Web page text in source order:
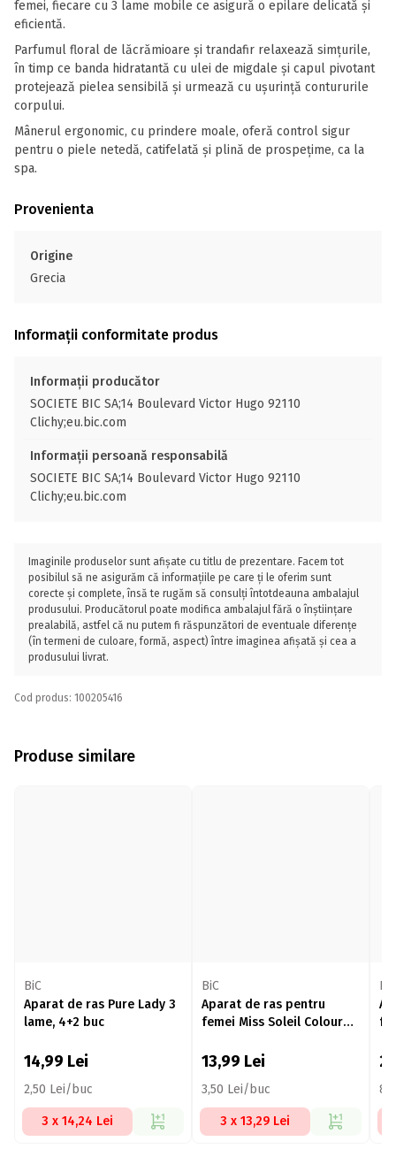
femei, fiecare cu 3 lame mobile ce asigură o epilare delicată și
eficientă.
Parfumul floral de lăcrămioare și trandafir relaxează simțurile,
în timp ce banda hidratantă cu ulei de migdale și capul pivotant
protejează pielea sensibilă și urmează cu ușurință contururile
corpului.
Mânerul ergonomic, cu prindere moale, oferă control sigur
pentru o piele netedă, catifelată și plină de prospețime, ca la
spa.
Provenienta
Origine
Grecia
Informații conformitate produs
Informații producător
SOCIETE BIC SA;14 Boulevard Victor Hugo 92110
Clichy;eu.bic.com
Informații persoană responsabilă
SOCIETE BIC SA;14 Boulevard Victor Hugo 92110
Clichy;eu.bic.com
Imaginile produselor sunt afișate cu titlu de prezentare. Facem tot
posibilul să ne asigurăm că informațiile pe care ți le oferim sunt
corecte și complete, însă te rugăm să consulți întotdeauna ambalajul
produsului. Producătorul poate modifica ambalajul fără o înștiințare
prealabilă, astfel că nu putem fi răspunzători de eventuale diferențe
(în termeni de culoare, formă, aspect) între imaginea afișată și cea a
produsului livrat.
Cod produs: 100205416
Produse similare
BiC
Aparat de ras Pure Lady 3
lame, 4+2 buc
14,99 Lei
2,50 Lei/buc
3 x 14,24 Lei
BiC
Aparat de ras pentru
femei Miss Soleil Colour
13,99 Lei
3,50 Lei/buc
3 x 13,29 Lei
BiC